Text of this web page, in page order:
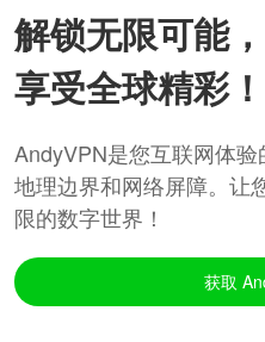
解锁无限可能，
享受全球精彩！
AndyVPN是您互联网体
地理边界和网络屏障。让
限的数字世界！
获取